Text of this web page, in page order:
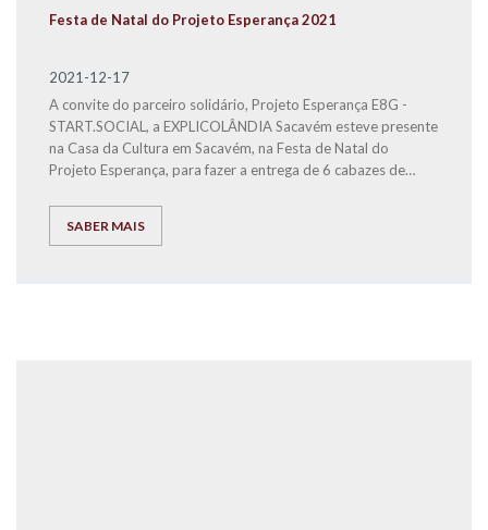
Festa de Natal do Projeto Esperança 2021
2021-12-17
A convite do parceiro solidário, Projeto Esperança E8G -
START.SOCIAL, a EXPLICOLÂNDIA Sacavém esteve presente
na Casa da Cultura em Sacavém, na Festa de Natal do
Projeto Esperança, para fazer a entrega de 6 cabazes de
SABER MAIS